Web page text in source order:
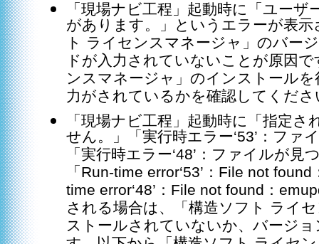
「現場ナビ工程」起動時に「ユー
があります。」というエラーが表
ト ライセンスマネージャ」のバー
ドが入力されていないことが原因
ンスマネージャ」のインストール
力がされているかを確認してくださ
「現場ナビ工程」起動時に「指定
せん。」「実行時エラー‘53’：ファ
「実行時エラー‘48’：ファイルが
「Run-time error‘53’：File not
time error‘48’：File not found：
される場合は、「構造ソフト ライ
ストールされていないか、バージ